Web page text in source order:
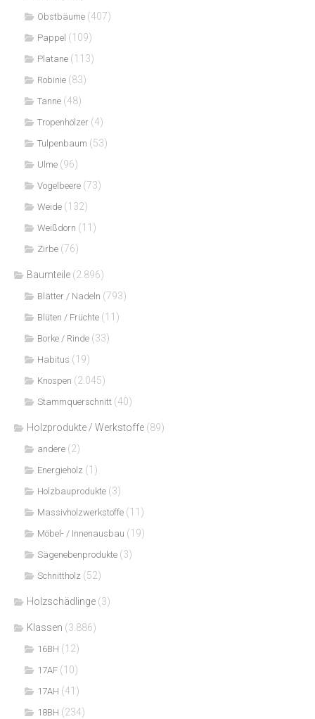
Obstbäume (407)
Pappel (109)
Platane (113)
Robinie (83)
Tanne (48)
Tropenhölzer (4)
Tulpenbaum (53)
Ulme (96)
Vogelbeere (73)
Weide (132)
Weißdorn (11)
Zirbe (76)
Baumteile (2.896)
Blätter / Nadeln (793)
Blüten / Früchte (11)
Borke / Rinde (33)
Habitus (19)
Knospen (2.045)
Stammquerschnitt (40)
Holzprodukte / Werkstoffe (89)
andere (2)
Energieholz (1)
Holzbauprodukte (3)
Massivholzwerkstoffe (11)
Möbel- / Innenausbau (19)
Sägenebenprodukte (3)
Schnittholz (52)
Holzschädlinge (3)
Klassen (3.886)
16BH (12)
17AF (10)
17AH (41)
18BH (234)